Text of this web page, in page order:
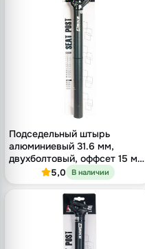
Подседельный штырь
алюминиевый 31.6 мм,
двухболтовый, оффсет 15 мм,
длина 400 мм
5,0 В наличии